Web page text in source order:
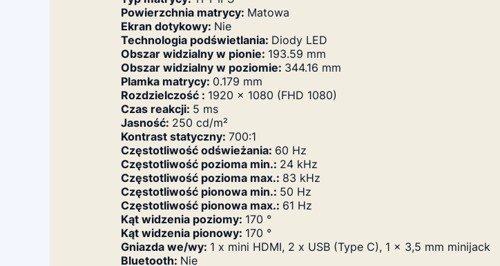
Powierzchnia matrycy: Matowa
Ekran dotykowy: Nie
Technologia podświetlania: Diody LED
Obszar widzialny w pionie: 193.59 mm
Obszar widzialny w poziomie: 344.16 mm
Plamka matrycy: 0.179 mm
Rozdzielczość : 1920 x 1080 (FHD 1080)
Czas reakcji: 5 ms
Jasność: 250 cd/m²
Kontrast statyczny: 700:1
Częstotliwość odświeżania: 60 Hz
Częstotliwość pozioma min.: 24 kHz
Częstotliwość pozioma max.: 83 kHz
Częstotliwość pionowa min.: 50 Hz
Częstotliwość pionowa max.: 61 Hz
Kąt widzenia poziomy: 170 °
Kąt widzenia pionowy: 170 °
Gniazda we/wy: 1 x mini HDMI, 2 x USB (Type C), 1 x 3,5 mm minijack
Bluetooth: Nie